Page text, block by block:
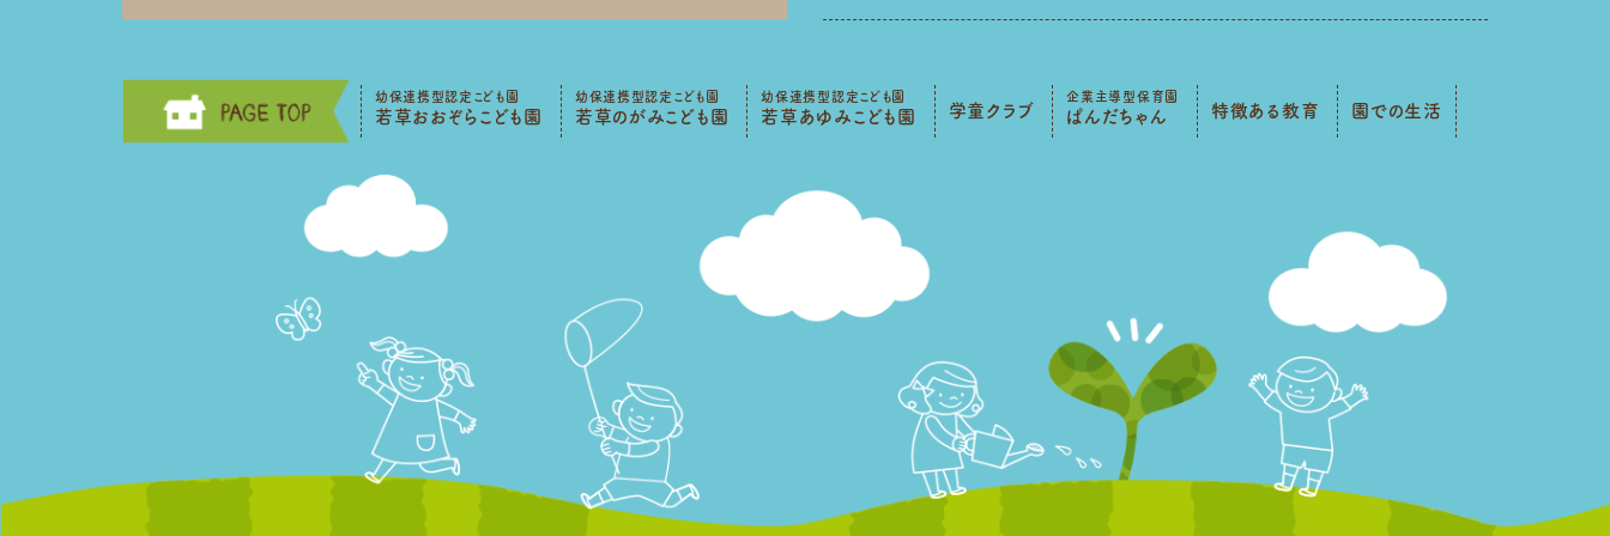
幼保連携型認定こども園
若草おおぞらこども園
幼保連携型認定こども園
若草のがみこども園
幼保連携型認定こども園
若草あゆみこども園 学童クラブ
企業主導型保育園
ぱんだちゃん 特徴ある教育 園での生活